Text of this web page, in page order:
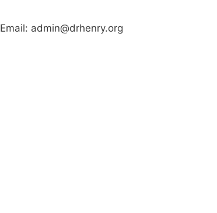
Email: admin@drhenry.org